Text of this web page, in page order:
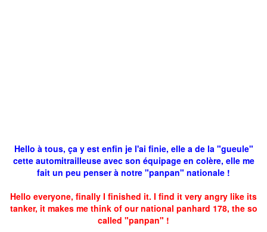
Hello à tous, ça y est enfin je l'ai finie, elle a de la "gueule"
cette automitrailleuse avec son équipage en colère, elle me
fait un peu penser à notre "panpan" nationale !
Hello everyone, finally I finished it. I find it very angry like its
tanker, it makes me think of our national panhard 178, the so
called "panpan" !